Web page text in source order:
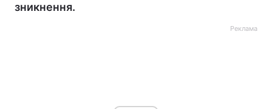
зникнення.
Реклама